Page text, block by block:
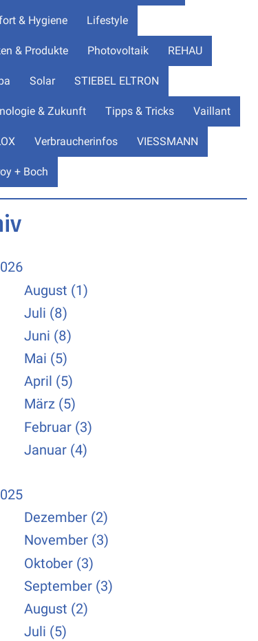
& Hygiene Lifestyle
& Produkte Photovoltaik REHAU
Solar STIEBEL ELTRON
& Zukunft Tipps & Tricks Vaillant
Verbraucherinfos VIESSMANN
+ Boch
August (1)
Juli (8)
Juni (8)
Mai (5)
April (5)
März (5)
Februar (3)
Januar (4)
Dezember (2)
November (3)
Oktober (3)
September (3)
August (2)
Juli (5)